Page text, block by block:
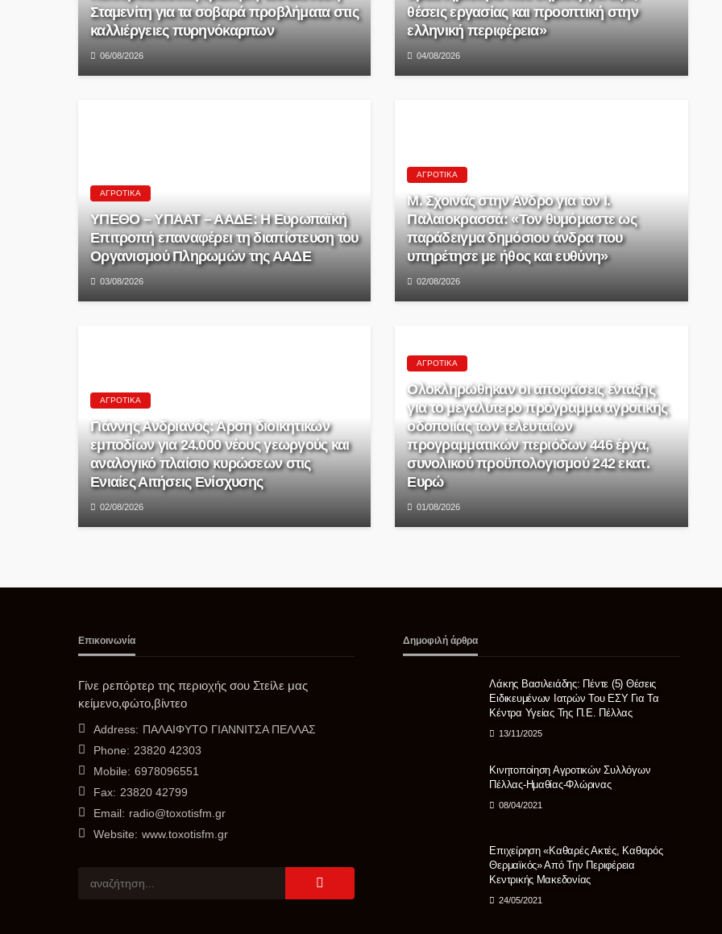
Σταμενίτη για τα σοβαρά προβλήματα στις
καλλιέργειες πυρηνόκαρπων
06/08/2026
θέσεις εργασίας και προοπτική στην
ελληνική περιφέρεια»
04/08/2026
ΑΓΡΟΤΙΚΆ
ΥΠΕΘΟ – ΥΠΑΑΤ – ΑΑΔΕ: H Ευρωπαϊκή
Επιτροπή επαναφέρει τη διαπίστευση του
Οργανισμού Πληρωμών της ΑΑΔΕ
03/08/2026
ΑΓΡΟΤΙΚΆ
Μ. Σχοινάς στην Άνδρο για τον Ι.
Παλαιοκρασσά: «Τον θυμόμαστε ως
παράδειγμα δημόσιου άνδρα που
υπηρέτησε με ήθος και ευθύνη»
02/08/2026
ΑΓΡΟΤΙΚΆ
Γιάννης Ανδριανός: Άρση διοικητικών
εμποδίων για 24.000 νέους γεωργούς και
αναλογικό πλαίσιο κυρώσεων στις
Ενιαίες Αιτήσεις Ενίσχυσης
02/08/2026
ΑΓΡΟΤΙΚΆ
Ολοκληρώθηκαν οι αποφάσεις ένταξης
για το μεγαλύτερο πρόγραμμα αγροτικής
οδοποιίας των τελευταίων
προγραμματικών περιόδων 446 έργα,
συνολικού προϋπολογισμού 242 εκατ.
Ευρώ
01/08/2026
Επικοινωνία
Γίνε ρεπόρτερ της περιοχής σου Στείλε μας
κείμενο,φώτο,βίντεο
Address: ΠΑΛΑΙΦΥΤΟ ΓΙΑΝΝΙΤΣΑ ΠΕΛΛΑΣ
Phone: 23820 42303
Mobile: 6978096551
Fax: 23820 42799
Email: radio@toxotisfm.gr
Website: www.toxotisfm.gr
Δημοφιλή άρθρα
Λάκης Βασιλειάδης: Πέντε (5) Θέσεις
Ειδικευμένων Ιατρών Του ΕΣΥ Για Τα
Κέντρα Υγείας Της Π.Ε. Πέλλας
13/11/2025
Κινητοποίηση Αγροτικών Συλλόγων
Πέλλας-Ημαθίας-Φλώρινας
08/04/2021
Eπιχείρηση «Καθαρές Ακτές, Καθαρός
Θερμαϊκός» Από Την Περιφέρεια
Κεντρικής Μακεδονίας
24/05/2021